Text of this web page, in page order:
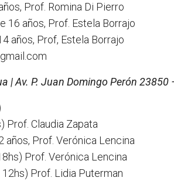
Prof. Romina Di Pierro
16 años, Prof. Estela Borrajo
años, Prof, Estela Borrajo
| Av. P. Juan Domingo Perón 23850
Prof. Claudia Zapata
años, Prof. Verónica Lencina
Prof. Verónica Lencina
12hs) Prof. Lidia Puterman